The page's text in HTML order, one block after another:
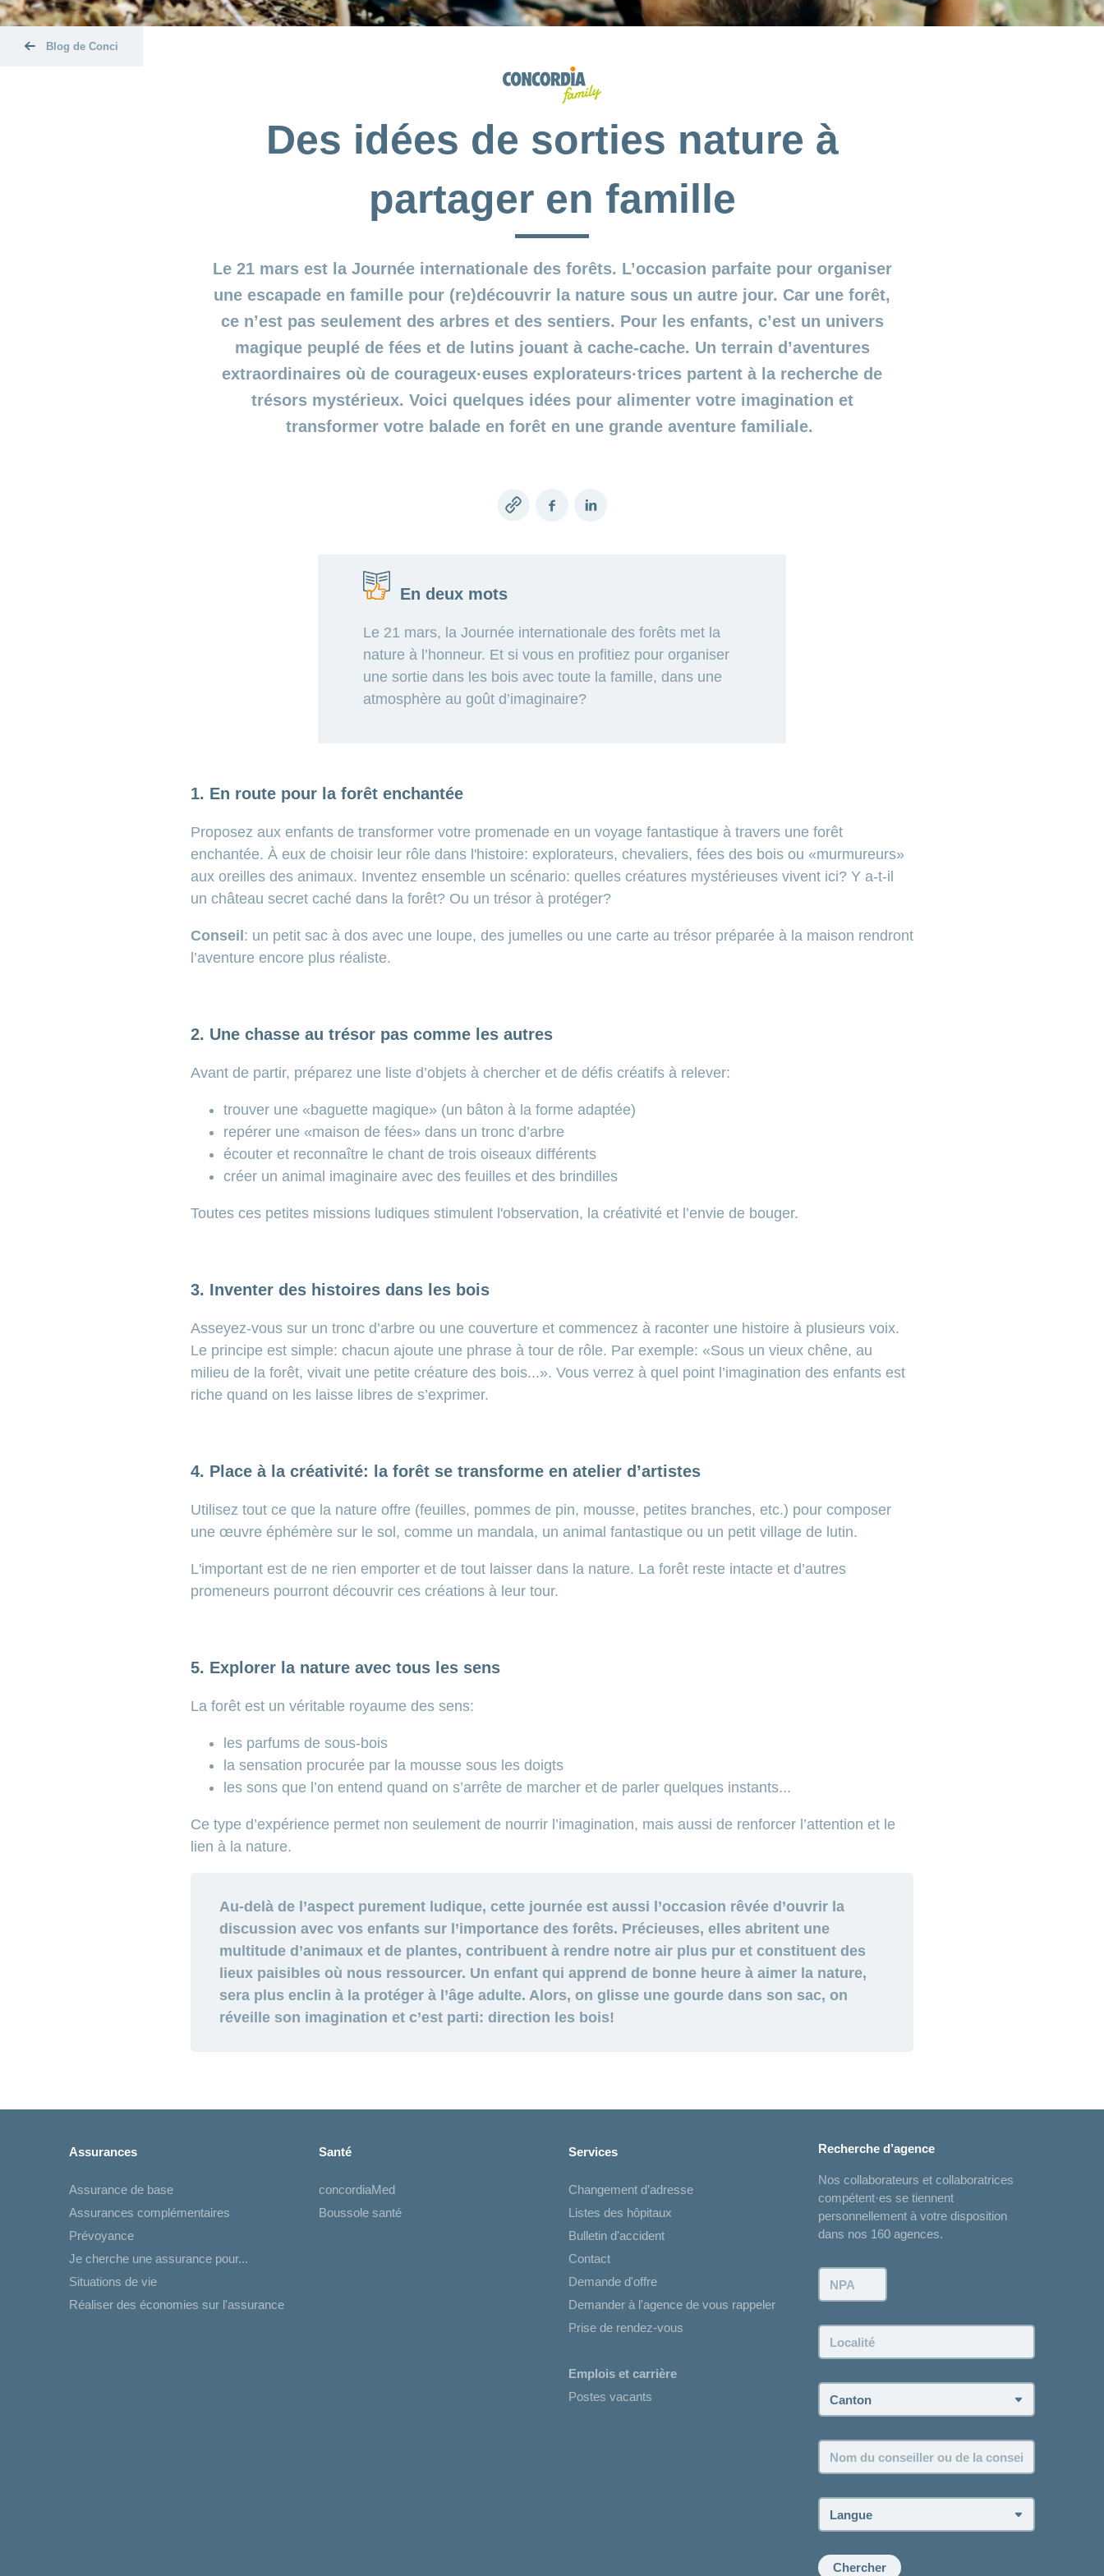
Blog de Conci
Des idées de sorties nature à
partager en famille
Le 21 mars est la Journée internationale des forêts. L’occasion parfaite pour organiser
une escapade en famille pour (re)découvrir la nature sous un autre jour. Car une forêt,
ce n’est pas seulement des arbres et des sentiers. Pour les enfants, c’est un univers
magique peuplé de fées et de lutins jouant à cache-cache. Un terrain d’aventures
extraordinaires où de courageux·euses explorateurs·trices partent à la recherche de
trésors mystérieux. Voici quelques idées pour alimenter votre imagination et
transformer votre balade en forêt en une grande aventure familiale.
Copy
FacebookLinkedIn
En deux mots
Le 21 mars, la Journée internationale des forêts met la
nature à l’honneur. Et si vous en profitiez pour organiser
une sortie dans les bois avec toute la famille, dans une
atmosphère au goût d’imaginaire?
1. En route pour la forêt enchantée
Proposez aux enfants de transformer votre promenade en un voyage fantastique à travers une forêt
enchantée. À eux de choisir leur rôle dans l'histoire: explorateurs, chevaliers, fées des bois ou «murmureurs»
aux oreilles des animaux. Inventez ensemble un scénario: quelles créatures mystérieuses vivent ici? Y a-t-il
un château secret caché dans la forêt? Ou un trésor à protéger?
Conseil : un petit sac à dos avec une loupe, des jumelles ou une carte au trésor préparée à la maison rendront
l’aventure encore plus réaliste.
2. Une chasse au trésor pas comme les autres
Avant de partir, préparez une liste d’objets à chercher et de défis créatifs à relever:
trouver une «baguette magique» (un bâton à la forme adaptée)
repérer une «maison de fées» dans un tronc d’arbre
écouter et reconnaître le chant de trois oiseaux différents
créer un animal imaginaire avec des feuilles et des brindilles
Toutes ces petites missions ludiques stimulent l'observation, la créativité et l’envie de bouger.
3. Inventer des histoires dans les bois
Asseyez-vous sur un tronc d’arbre ou une couverture et commencez à raconter une histoire à plusieurs voix.
Le principe est simple: chacun ajoute une phrase à tour de rôle. Par exemple: «Sous un vieux chêne, au
milieu de la forêt, vivait une petite créature des bois...». Vous verrez à quel point l’imagination des enfants est
riche quand on les laisse libres de s’exprimer.
4. Place à la créativité: la forêt se transforme en atelier d’artistes
Utilisez tout ce que la nature offre (feuilles, pommes de pin, mousse, petites branches, etc.) pour composer
une œuvre éphémère sur le sol, comme un mandala, un animal fantastique ou un petit village de lutin.
L'important est de ne rien emporter et de tout laisser dans la nature. La forêt reste intacte et d’autres
promeneurs pourront découvrir ces créations à leur tour.
5. Explorer la nature avec tous les sens
La forêt est un véritable royaume des sens:
les parfums de sous-bois
la sensation procurée par la mousse sous les doigts
les sons que l’on entend quand on s’arrête de marcher et de parler quelques instants...
Ce type d’expérience permet non seulement de nourrir l’imagination, mais aussi de renforcer l’attention et le
lien à la nature.
Au-delà de l’aspect purement ludique, cette journée est aussi l’occasion rêvée d’ouvrir la
discussion avec vos enfants sur l’importance des forêts. Précieuses, elles abritent une
multitude d’animaux et de plantes, contribuent à rendre notre air plus pur et constituent des
lieux paisibles où nous ressourcer. Un enfant qui apprend de bonne heure à aimer la nature,
sera plus enclin à la protéger à l’âge adulte. Alors, on glisse une gourde dans son sac, on
réveille son imagination et c’est parti: direction les bois!
Assurances
Assurance de base
Assurances complémentaires
Prévoyance
Je cherche une assurance pour...
Situations de vie
Réaliser des économies sur l'assurance
Santé
concordiaMed
Boussole santé
Services
Changement d’adresse
Listes des hôpitaux
Bulletin d'accident
Contact
Demande d'offre
Demander à l'agence de vous rappeler
Prise de rendez-vous
Emplois et carrière
Postes vacants
Recherche d’agence
Nos collaborateurs et collaboratrices
compétent·es se tiennent
personnellement à votre disposition
dans nos 160 agences.
NPA:
Localité:
Canton:
Nom
du
ou
de
la
Langue:
Chercher